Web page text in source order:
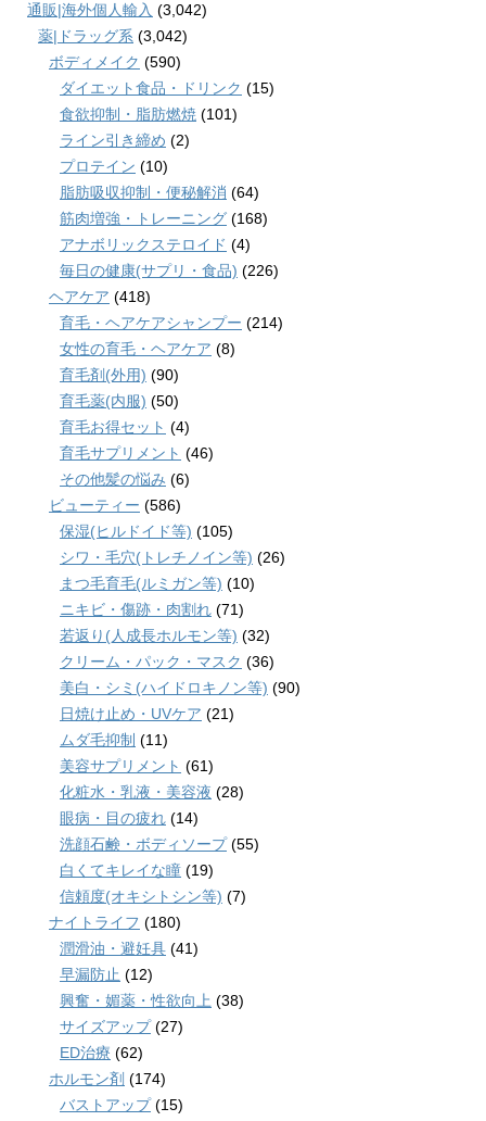
通販|海外個人輸入 (3,042)
薬|ドラッグ系 (3,042)
ボディメイク (590)
ダイエット食品・ドリンク (15)
食欲抑制・脂肪燃焼 (101)
ライン引き締め (2)
プロテイン (10)
脂肪吸収抑制・便秘解消 (64)
筋肉増強・トレーニング (168)
アナボリックステロイド (4)
毎日の健康(サプリ・食品) (226)
ヘアケア (418)
育毛・ヘアケアシャンプー (214)
女性の育毛・ヘアケア (8)
育毛剤(外用) (90)
育毛薬(内服) (50)
育毛お得セット (4)
育毛サプリメント (46)
その他髪の悩み (6)
ビューティー (586)
保湿(ヒルドイド等) (105)
シワ・毛穴(トレチノイン等) (26)
まつ毛育毛(ルミガン等) (10)
ニキビ・傷跡・肉割れ (71)
若返り(人成長ホルモン等) (32)
クリーム・パック・マスク (36)
美白・シミ(ハイドロキノン等) (90)
日焼け止め・UVケア (21)
ムダ毛抑制 (11)
美容サプリメント (61)
化粧水・乳液・美容液 (28)
眼病・目の疲れ (14)
洗顔石鹸・ボディソープ(55)
白くてキレイな瞳 (19)
信頼度(オキシトシン等) (7)
ナイトライフ (180)
潤滑油・避妊具 (41)
早漏防止 (12)
興奮・媚薬・性欲向上 (38)
サイズアップ(27)
ED治療 (62)
ホルモン剤 (174)
バストアップ(15)